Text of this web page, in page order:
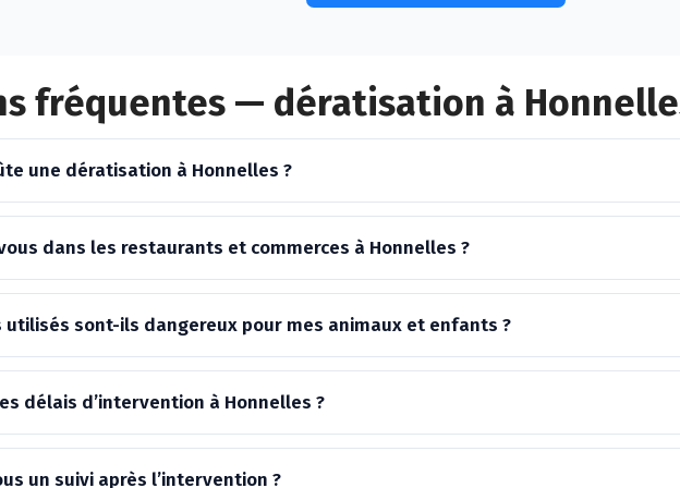
fréquentes — dératisation à
une dératisation à Honnelles ?
dans les restaurants et commerces à Honnelles ?
utilisés sont-ils dangereux pour mes animaux et enfants ?
délais d’intervention à Honnelles ?
un suivi après l’intervention ?